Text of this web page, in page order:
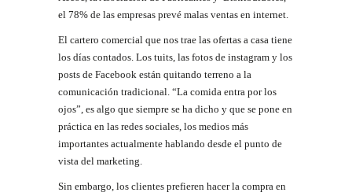
el 78% de las empresas prevé malas ventas en internet.
El cartero comercial que nos trae las ofertas a casa tiene
los días contados. Los tuits, las fotos de instagram y los
posts de Facebook están quitando terreno a la
comunicación tradicional. “La comida entra por los
ojos”, es algo que siempre se ha dicho y que se pone en
práctica en las redes sociales, los medios más
importantes actualmente hablando desde el punto de
vista del marketing.
Sin embargo, los clientes prefieren hacer la compra en